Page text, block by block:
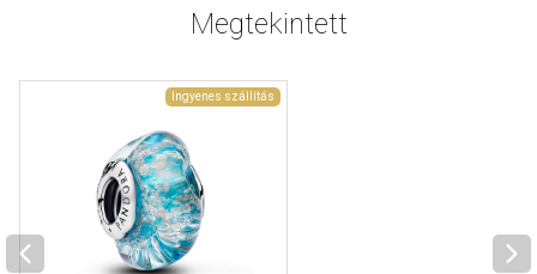
Megtekintett
Ingyenes szállítás